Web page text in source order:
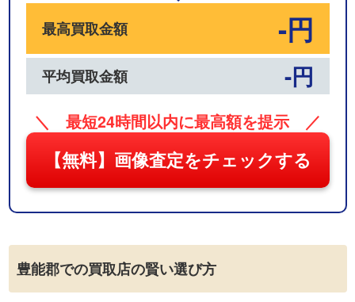
最高買取金額 -円
平均買取金額 -円
＼ 最短24時間以内に最高額を提示 ／
【無料】画像査定をチェックする
豊能郡での買取店の賢い選び方